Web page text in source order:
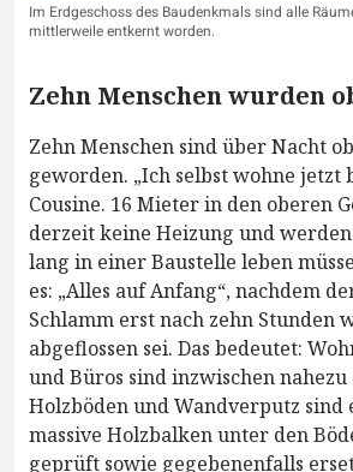
Im Erdgeschoss des Baudenkmals sind alle
mittlerweile entkernt worden.
Zehn Menschen wurden
Zehn Menschen sind über Nacht
geworden. „Ich selbst wohne jetzt
Cousine. 16 Mieter in den oberen
derzeit keine Heizung und
lang in einer Baustelle leben
es: „Alles auf Anfang“, nachdem
Schlamm erst nach zehn Stunden
abgeflossen sei. Das bedeutet:
und Büros sind inzwischen
Holzböden und Wandverputz
massive Holzbalken unter den
geprüft sowie gegebenenfalls